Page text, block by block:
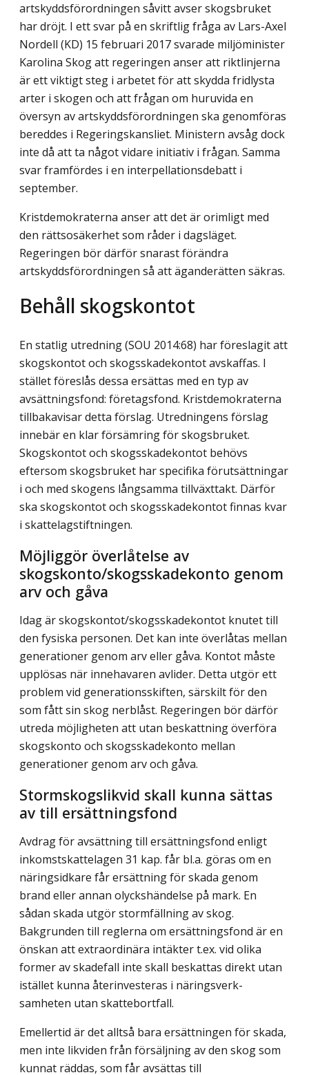
artskyddsförordningen såvitt avser skogsbruket
har dröjt. I ett svar på en skriftlig fråga av Lars-Axel
Nordell (KD) 15 februari 2017 svarade miljöminister
Karolina Skog att regeringen anser att riktlinjerna
är ett viktigt steg i arbetet för att skydda fridlysta
arter i skogen och att frågan om huruvida en
översyn av artskydds­förordningen ska genomföras
bereddes i Regeringskansliet. Ministern avsåg dock
inte då att ta något vidare initiativ i frågan. Samma
svar framfördes i en interpellationsdebatt i
september.
Kristdemokraterna anser att det är orimligt med
den rättsosäkerhet som råder i dags­läget.
Regeringen bör därför snarast förändra
artskyddsförordningen så att äganderätten säkras.
Behåll skogskontot
En statlig utredning (SOU 2014:68) har föreslagit att
skogskontot och skogsskadekontot avskaffas. I
stället föreslås dessa ersättas med en typ av
avsättningsfond: företagsfond. Kristdemokraterna
tillbakavisar detta förslag. Utredningens förslag
innebär en klar försämring för skogsbruket.
Skogskontot och skogsskadekontot behövs
eftersom skogsbruket har specifika förutsättningar
i och med skogens långsamma tillväxttakt. Därför
ska skogskontot och skogsskadekontot finnas kvar
i skattelagstiftningen.
Möjliggör överlåtelse av
skogskonto/skogsskadekonto genom
arv och gåva
Idag är skogskontot/skogsskadekontot knutet till
den fysiska personen. Det kan inte överlåtas mellan
generationer genom arv eller gåva. Kontot måste
upplösas när innehavaren avlider. Detta utgör ett
problem vid generationsskiften, särskilt för den
som fått sin skog nerblåst. Regeringen bör därför
utreda möjligheten att utan beskattning överföra
skogskonto och skogsskadekonto mellan
generationer genom arv och gåva.
Stormskogslikvid skall kunna sättas
av till ersättningsfond
Avdrag för avsättning till ersättningsfond enligt
inkomstskattelagen 31 kap. får bl.a. göras om en
näringsidkare får ersättning för skada genom
brand eller annan olyckshändelse på mark. En
sådan skada utgör stormfällning av skog.
Bakgrunden till reglerna om ersättningsfond är en
önskan att extraordinära intäkter t.ex. vid olika
former av skadefall inte skall beskattas direkt utan
istället kunna återinvesteras i näringsverk­
samheten utan skattebortfall.
Emellertid är det alltså bara ersättningen för skada,
men inte likviden från försäljning av den skog som
kunnat räddas, som får avsättas till